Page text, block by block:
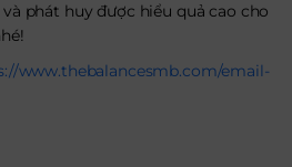
phát huy được hiểu quả cao cho
www.thebalancesmb.com/email-